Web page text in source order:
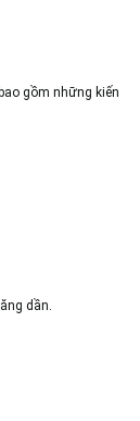
gồm những kiến
dần.